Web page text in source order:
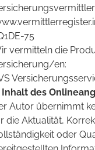
75
vermitteln die
en:
Inhalt des
Autor übernimmt
die Aktualität,
oder